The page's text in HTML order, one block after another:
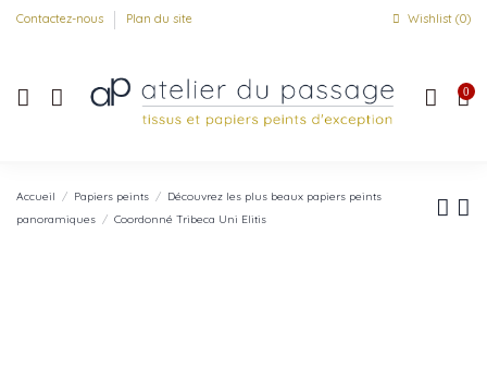
Contactez-nous Plan du site Wishlist (0)
0
Accueil Papiers peints
Découvrez les plus beaux papiers peints
panoramiques
Coordonné Tribeca Uni Elitis